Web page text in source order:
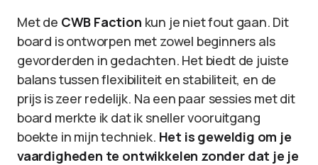
Met de CWB Faction kun je niet fout gaan. Dit
board is ontworpen met zowel beginners als
gevorderden in gedachten. Het biedt de juiste
balans tussen flexibiliteit en stabiliteit, en de
prijs is zeer redelijk. Na een paar sessies met dit
board merkte ik dat ik sneller vooruitgang
boekte in mijn techniek. Het is geweldig om je
vaardigheden te ontwikkelen zonder dat je je